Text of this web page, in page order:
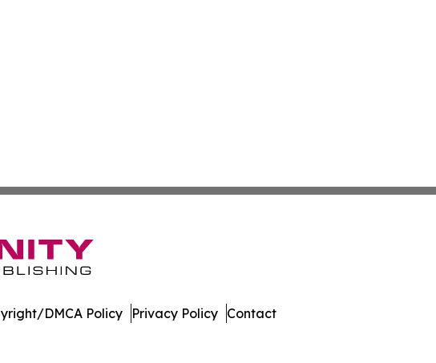
DMCA Policy Privacy Policy Contact